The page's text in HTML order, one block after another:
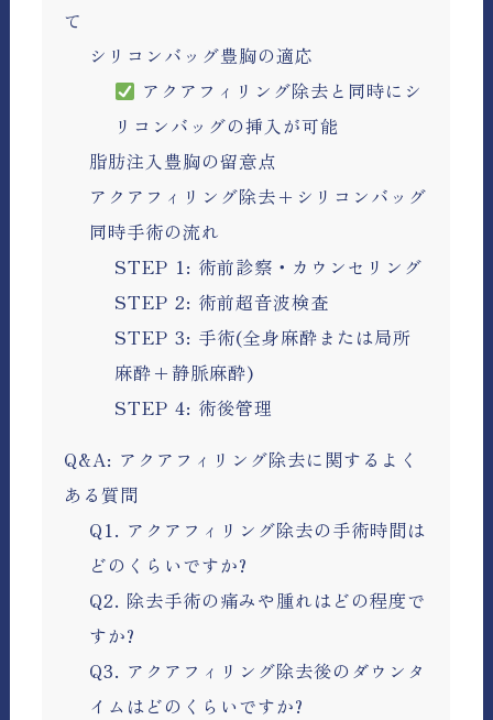
て
シリコンバッグ豊胸の適応
アクアフィリング除去と同時にシ
リコンバッグの挿入が可能
脂肪注入豊胸の留意点
アクアフィリング除去+シリコンバッグ
同時手術の流れ
STEP 1: 術前診察・カウンセリング
STEP 2: 術前超音波検査
STEP 3: 手術(全身麻酔または局所
麻酔+静脈麻酔)
STEP 4: 術後管理
Q&A: アクアフィリング除去に関するよく
ある質問
Q1. アクアフィリング除去の手術時間は
どのくらいですか?
Q2. 除去手術の痛みや腫れはどの程度で
すか?
Q3. アクアフィリング除去後のダウンタ
イムはどのくらいですか?